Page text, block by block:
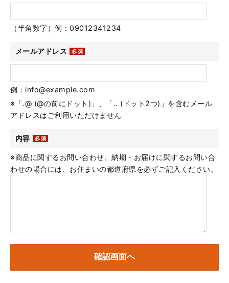
（半角数字）例：09012341234
メールアドレス
例：info@example.com
※「.@ (@の前にドット)」、「.. (ドット2つ)」を含むメール
アドレスはご利用いただけません
内容
※商品に関するお問い合わせ、納期・お届けに関するお問い合
わせの場合には、お住まいの都道府県を必ずご記入ください。